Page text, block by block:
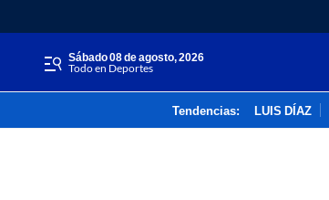
sábado 08 de agosto, 2026
Todo en Deportes
Tendencias: LUIS DÍAZ